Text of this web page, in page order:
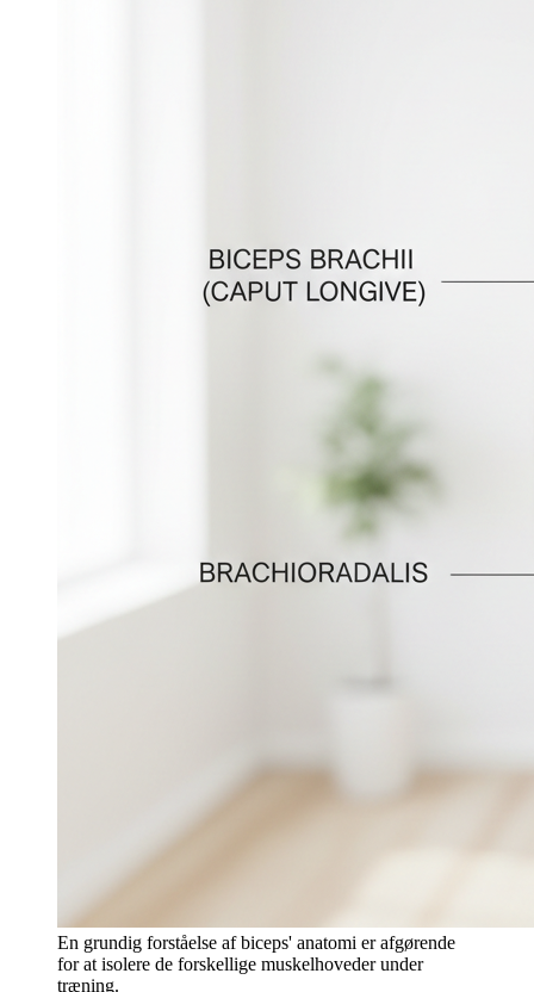
En grundig forståelse af biceps' anatomi er afgørende
for at isolere de forskellige muskelhoveder under
træning.